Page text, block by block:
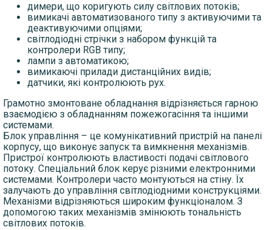
димери, що коригують силу світлових потоків;
вимикачі автоматизованого типу з активуючими та
деактивуючими опціями;
світлодіодні стрічки з набором функцій та
контролери RGB типу;
лампи з автоматикою;
вимикаючі прилади дистанційних видів;
датчики, які контролюють рух.
Грамотно змонтоване обладнання відрізняється гарною
взаємодією з обладнанням пожежогасіння та іншими
системами.
Блок управління – це комунікативний пристрій на панелі
корпусу, що виконує запуск та вимкнення механізмів.
Пристрої контролюють властивості подачі світлового
потоку. Спеціальний блок керує різними електронними
системами. Контролери часто монтуються на стіну. Їх
залучають до управління світлодіодними конструкціями.
Механізми відрізняються широким функціоналом. З
допомогою таких механізмів змінюють тональність
світлових потоків.